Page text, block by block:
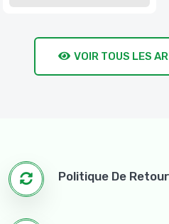
VOIR TOUS LES
Politique De